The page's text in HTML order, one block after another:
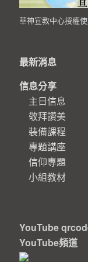
華神宣教中心授權
最新消息
信息分享
主日信息
敬拜讚美
裝備課程
專題講座
信仰專題
小組教材
YouTube
YouTube頻道